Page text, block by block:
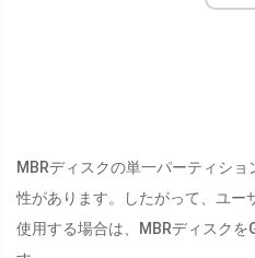
MBRディスクの単一パーティシ
性があります。したがって、ユー
使用する場合は、MBRディスクを